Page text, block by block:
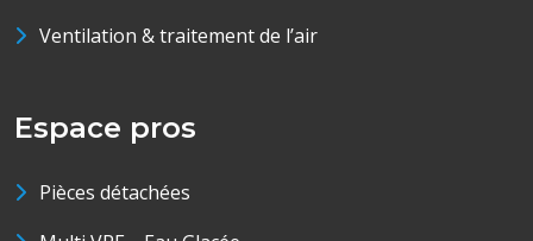
Ventilation & traitement de l’air
Espace pros
Pièces détachées